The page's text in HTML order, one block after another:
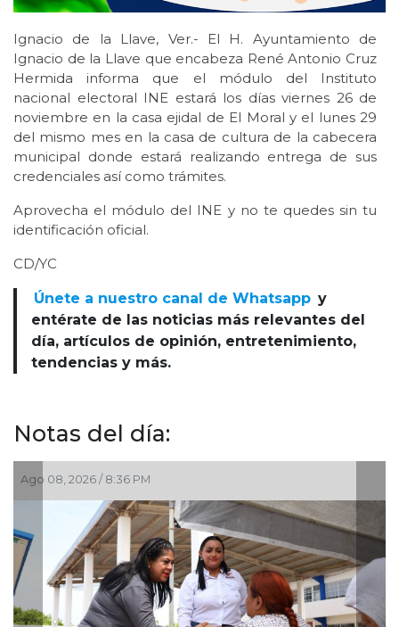
Ignacio de la Llave, Ver.- El H. Ayuntamiento de
Ignacio de la Llave que encabeza René Antonio Cruz
Hermida informa que el módulo del Instituto
nacional electoral INE estará los días viernes 26 de
noviembre en la casa ejidal de El Moral y el lunes 29
del mismo mes en la casa de cultura de la cabecera
municipal donde estará realizando entrega de sus
credenciales así como trámites.
Aprovecha el módulo del INE y no te quedes sin tu
identificación oficial.
CD/YC
Únete a nuestro canal de Whatsapp y
entérate de las noticias más relevantes del
día, artículos de opinión, entretenimiento,
tendencias y más.
Notas del día:
Ago 08, 2026 / 8:36 PM